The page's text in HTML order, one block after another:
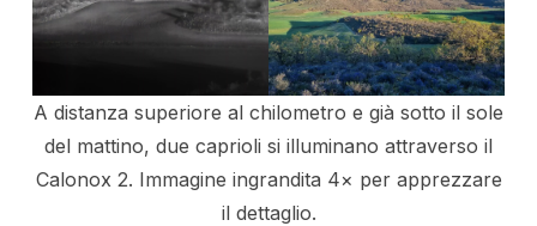
A distanza superiore al chilometro e già sotto il sole
del mattino, due caprioli si illuminano attraverso il
Calonox 2. Immagine ingrandita 4× per apprezzare
il dettaglio.